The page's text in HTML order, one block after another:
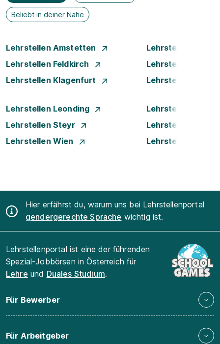
Beliebt in deiner Nähe
Lehrstellen Amstetten
Lehrstellen
Lehrstellen Feldkirch
Lehrstellen Graz
Lehrstellen Klagenfurt
Lehrstellen
Lehrstellen Leonding
Lehrstellen
Lehrstellen Steyr
Lehrstellen Traun
Lehrstellen Wien
Lehrstellen
Hier erfährst du, warum uns bei Lehrstellenportal
gendergerechte Sprache wichtig ist.
Lehrstellenportal ist eine der führenden
Spezial-Jobbörsen in Österreich für
Lehre und Duales Studium.
Für Bewerber
Für Arbeitgeber